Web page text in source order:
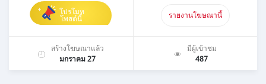
โปรโมท
โพสต์นี้ รายงานโฆษณานี้
สร้างโฆษณาแล้ว
มกราคม 27
มีผู้เข้าชม
487